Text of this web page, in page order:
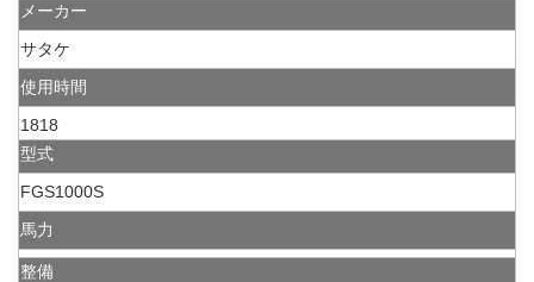
メーカー
サタケ
使用時間
1818
型式
FGS1000S
馬力
整備